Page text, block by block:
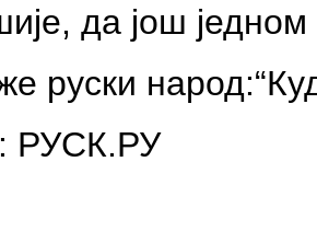
да још једном
руски
РУСК.РУ